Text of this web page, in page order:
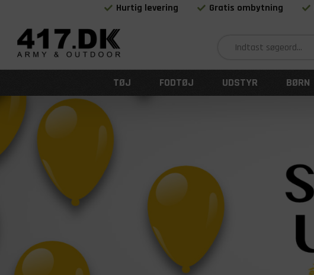
Hurtig levering Gratis ombytning
TØJ FODTØJ UDSTYR BØRN